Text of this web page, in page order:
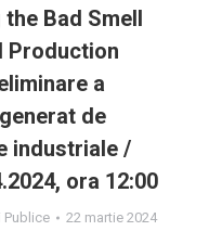
Bad Smell
Production
a
de
industriale /
ora 12:00
Publice 22 martie 2024